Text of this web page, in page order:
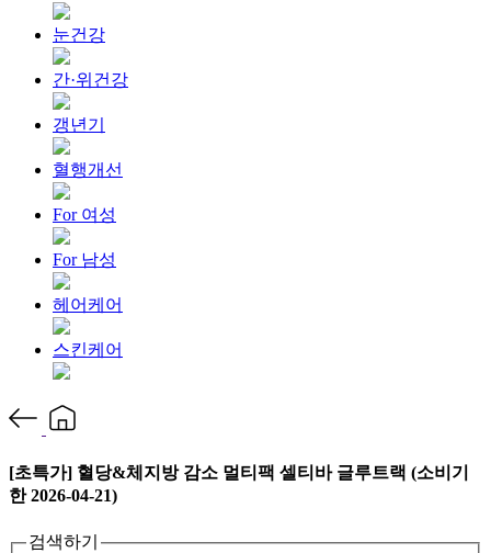
눈건강
간·위건강
갱년기
혈행개선
For 여성
For 남성
헤어케어
스킨케어
[초특가] 혈당&체지방 감소 멀티팩 셀티바 글루트랙 (소비기
한 ​2026-04-21)
검색하기